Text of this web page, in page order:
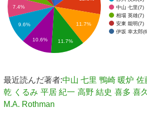
中山 七里(7)
相場 英雄(7)
安東 能明(7)
伊坂 幸太郎
11.7%
7.4%
9.6%
10.6% 11.7%
最近読んだ著者:中山 七里 鴨崎 暖炉 佐
乾 くるみ 平居 紀一 高野 結史 喜多 喜久
M.A. Rothman